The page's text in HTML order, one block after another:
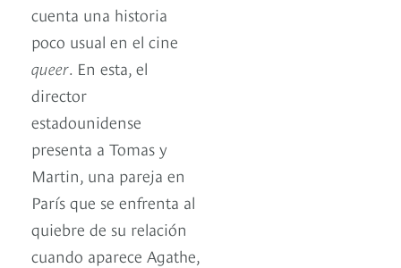
cuenta una historia
poco usual en el cine
queer. En esta, el
director
estadounidense
presenta a Tomas y
Martin, una pareja en
París que se enfrenta al
quiebre de su relación
cuando aparece Agathe,